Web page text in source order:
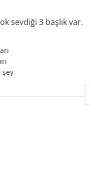
sevdiği 3 başlık var.
şey